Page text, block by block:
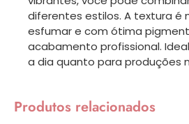
diferentes estilos. A textura é
esfumar e com ótima
acabamento profissional.
a dia quanto para produções
Produtos relacionados